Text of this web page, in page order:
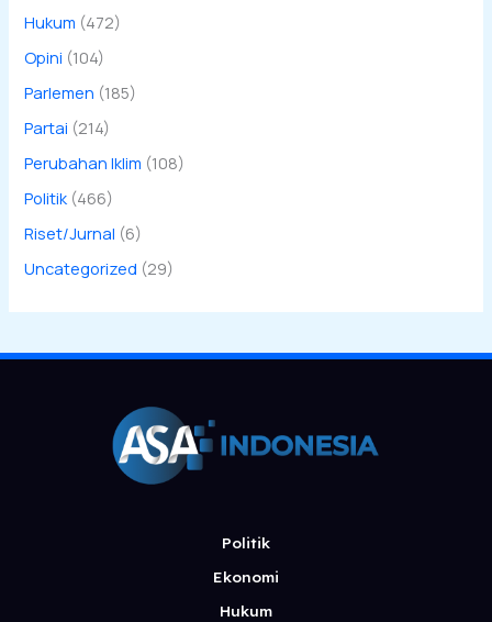
Hukum (472)
Opini (104)
Parlemen (185)
Partai (214)
Perubahan Iklim (108)
Politik (466)
Riset/Jurnal (6)
Uncategorized (29)
Politik
Ekonomi
Hukum